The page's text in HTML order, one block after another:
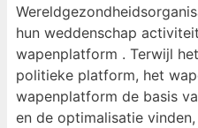
hun weddenschap
wapenplatform . Terwijl
politieke platform, het
wapenplatform de basis
en de optimalisatie